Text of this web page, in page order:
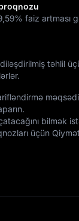
faiz artması
təhlil
bilmək
üçün